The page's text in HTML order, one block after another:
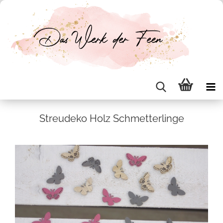
Streu­de­ko Holz Schmet­ter­lin­ge